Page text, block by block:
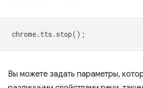
chrome. tts . stop();
Вы можете задать параметры,